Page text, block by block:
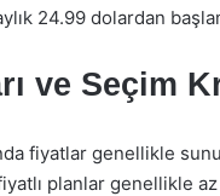
24.99 dolardan
ve Seçim
fiyatlar genellikle
planlar genellikle